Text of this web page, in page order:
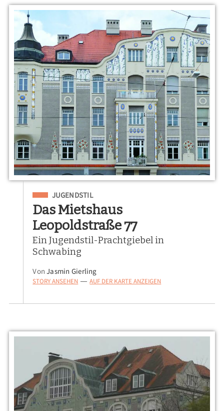
Eingeordnet unter
JUGENDSTIL
Das Mietshaus
Leopoldstraße 77
Ein Jugendstil-Prachtgiebel in
Schwabing
VonJasmin Gierling
STORY ANSEHEN — AUF DER KARTE ANZEIGEN